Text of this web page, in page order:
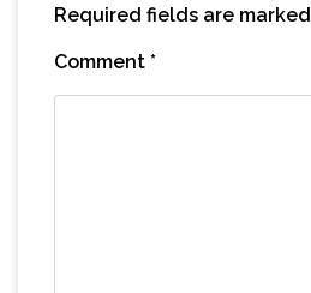
Required fields are marked
Comment *